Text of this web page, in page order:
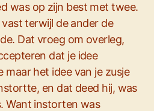
was op zijn best met twee.
terwijl de ander de
Dat vroeg om overleg,
dat je idee
maar het idee van je zusje
en dat deed hij, was
Want instorten was